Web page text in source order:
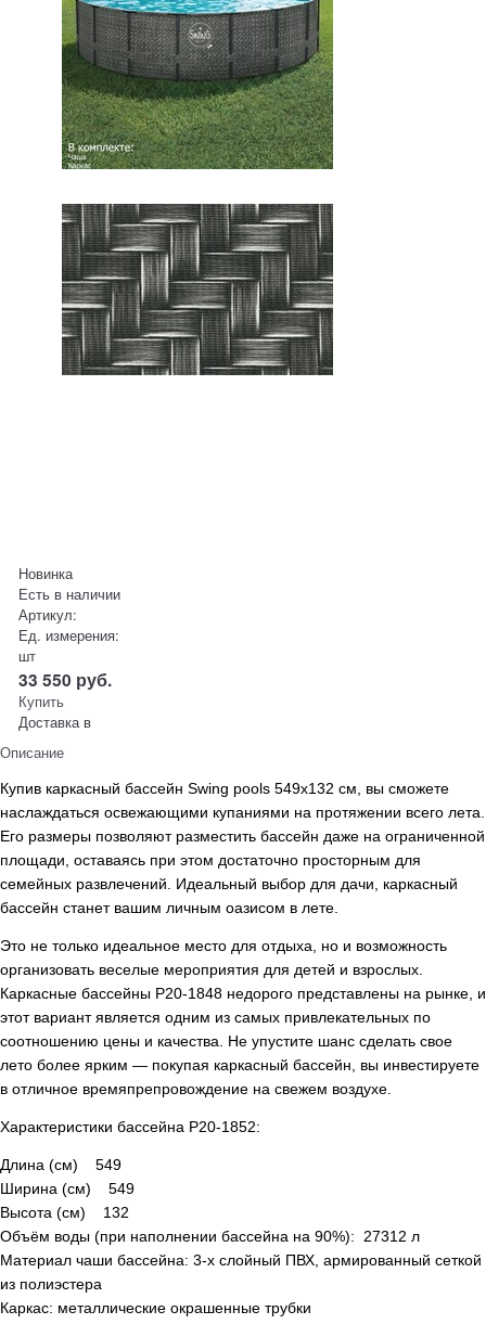
Новинка
Есть в наличии
Артикул:
Ед. измерения:
шт
33 550 руб.
Купить
Доставка в
Описание
Купив каркасный бассейн Swing pools 549х132 см, вы сможете
наслаждаться освежающими купаниями на протяжении всего лета.
Его размеры позволяют разместить бассейн даже на ограниченной
площади, оставаясь при этом достаточно просторным для
семейных развлечений. Идеальный выбор для дачи, каркасный
бассейн станет вашим личным оазисом в лете.
Это не только идеальное место для отдыха, но и возможность
организовать веселые мероприятия для детей и взрослых.
Каркасные бассейны Р20-1848 недорого представлены на рынке, и
этот вариант является одним из самых привлекательных по
соотношению цены и качества. Не упустите шанс сделать свое
лето более ярким — покупая каркасный бассейн, вы инвестируете
в отличное времяпрепровождение на свежем воздухе.
Характеристики бассейна Р20-1852:
Длина (см) 549
Ширина (см) 549
Высота (см) 132
Объём воды (при наполнении бассейна на 90%): 27312 л
Материал чаши бассейна: 3-х слойный ПВХ, армированный сеткой
из полиэстера
Каркас: металлические окрашенные трубки